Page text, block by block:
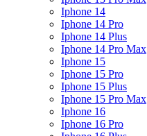
Iphone 14
Iphone 14 Pro
Iphone 14 Plus
Iphone 14 Pro Max
Iphone 15
Iphone 15 Pro
Iphone 15 Plus
Iphone 15 Pro Max
Iphone 16
Iphone 16 Pro